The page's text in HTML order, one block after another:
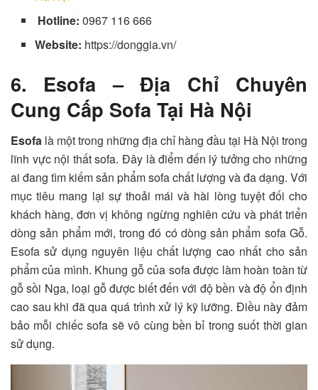
Hotline: 0967 116 666
Website: https://donggia.vn/
6. Esofa – Địa Chỉ Chuyên
Cung Cấp Sofa Tại Hà Nội
Esofa là một trong những địa chỉ hàng đầu tại Hà Nội trong
lĩnh vực nội thất sofa. Đây là điểm đến lý tưởng cho những
ai đang tìm kiếm sản phẩm sofa chất lượng và đa dạng. Với
mục tiêu mang lại sự thoải mái và hài lòng tuyệt đối cho
khách hàng, đơn vị không ngừng nghiên cứu và phát triển
dòng sản phẩm mới, trong đó có dòng sản phẩm sofa Gỗ.
Esofa sử dụng nguyên liệu chất lượng cao nhất cho sản
phẩm của mình. Khung gỗ của sofa được làm hoàn toàn từ
gỗ sồi Nga, loại gỗ được biết đến với độ bền và độ ổn định
cao sau khi đã qua quá trình xử lý kỹ lưỡng. Điều này đảm
bảo mỗi chiếc sofa sẽ vô cùng bền bỉ trong suốt thời gian
sử dụng.